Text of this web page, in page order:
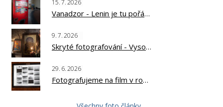
15.7.2026
Vanadzor - Lenin je tu pořád?
9.7.2026
Skryté fotografování - Vysoká Svanetie, Kavkaz
29. 6.2026
Fotografujeme na film v roce 2026